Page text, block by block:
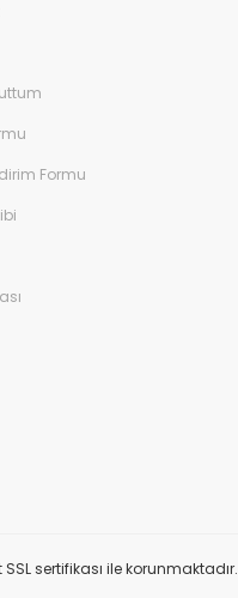
Formu
sertifikası ile korunmaktadır.